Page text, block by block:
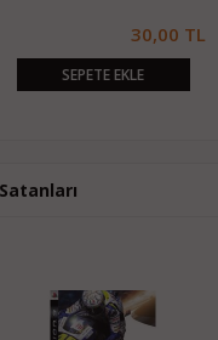
30,00 TL
SEPETE EKLE